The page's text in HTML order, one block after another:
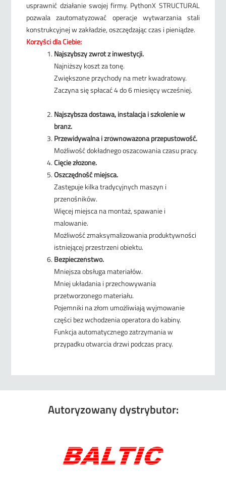
usprawnić działanie swojej firmy. PythonX STRUCTURAL
pozwala zautomatyzować operacje wytwarzania stali
konstrukcyjnej w zakładzie, oszczędzając czas i pieniądze.
Korzyści dla Ciebie:
Najszybszy zwrot z inwestycji.
Najniższy koszt za tonę.
Zwiększone przychody na metr kwadratowy.
Zaczyna się spłacać 4 do 6 miesięcy wcześniej.
Najszybsza dostawa, instalacja i szkolenie w
branż.
Przewidywalna i zrównoważona przepustowość.
Możliwość dokładnego oszacowania czasu pracy.
Cięcie złożone.
Oszczędność miejsca.
Zastępuje kilka tradycyjnych maszyn i
przenośników.
Więcej miejsca na montaż, spawanie i
malowanie.
Możliwość zmaksymalizowania produktywności
istniejącej przestrzeni obiektu.
Bezpieczeństwo.
Mniejsza obsługa materiałów.
Mniej układania i przechowywania
przetworzonego materiału.
Pojemniki na złom umożliwiają wyjmowanie
części bez wchodzenia operatora do kabiny.
Funkcja automatycznego zatrzymania w
przypadku otwarcia drzwi podczas pracy.
Autoryzowany dystrybutor: